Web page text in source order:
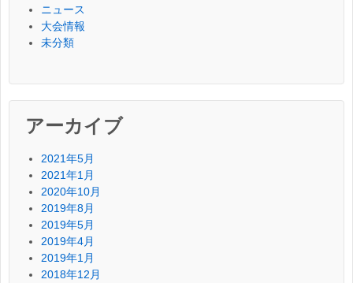
ニュース
大会情報
未分類
アーカイブ
2021年5月
2021年1月
2020年10月
2019年8月
2019年5月
2019年4月
2019年1月
2018年12月